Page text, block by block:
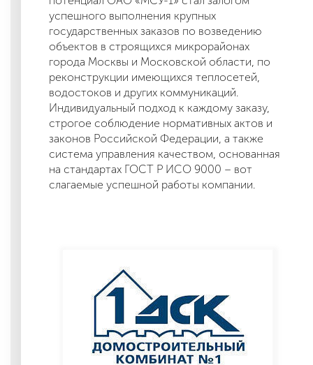
успешного выполнения крупных
государственных заказов по возведению
объектов в строящихся микрорайонах
города Москвы и Московской области, по
реконструкции имеющихся теплосетей,
водостоков и других коммуникаций.
Индивидуальный подход к каждому заказу,
строгое соблюдение нормативных актов и
законов Российской Федерации, а также
система управления качеством, основанная
на стандартах ГОСТ Р ИСО 9000 – вот
слагаемые успешной работы компании.